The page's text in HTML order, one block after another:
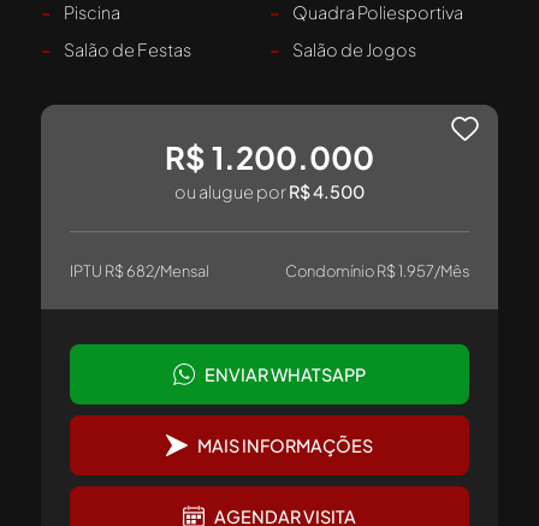
- Piscina -
Quadra Poliesportiva
-
Salão de Festas - Salão de Jogos
R$ 1.200.000
ou alugue porR$ 4.500
IPTU R$ 682/Mensal Condomínio R$ 1.957/Mês
ENVIAR WHATSAPP
MAIS INFORMAÇÕES
AGENDAR VISITA